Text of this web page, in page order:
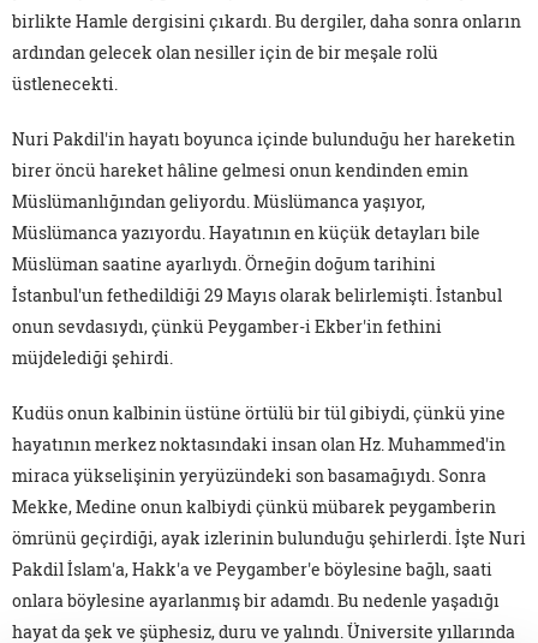
birlikte Hamle dergisini çıkardı. Bu dergiler, daha sonra onların
ardından gelecek olan nesiller için de bir meşale rolü
üstlenecekti.
Nuri Pakdil'in hayatı boyunca içinde bulunduğu her hareketin
birer öncü hareket hâline gelmesi onun kendinden emin
Müslümanlığından geliyordu. Müslümanca yaşıyor,
Müslümanca yazıyordu. Hayatının en küçük detayları bile
Müslüman saatine ayarlıydı. Örneğin doğum tarihini
İstanbul'un fethedildiği 29 Mayıs olarak belirlemişti. İstanbul
onun sevdasıydı, çünkü Peygamber-i Ekber'in fethini
müjdelediği şehirdi.
Kudüs onun kalbinin üstüne örtülü bir tül gibiydi, çünkü yine
hayatının merkez noktasındaki insan olan Hz. Muhammed'in
miraca yükselişinin yeryüzündeki son basamağıydı. Sonra
Mekke, Medine onun kalbiydi çünkü mübarek peygamberin
ömrünü geçirdiği, ayak izlerinin bulunduğu şehirlerdi. İşte Nuri
Pakdil İslam'a, Hakk'a ve Peygamber'e böylesine bağlı, saati
onlara böylesine ayarlanmış bir adamdı. Bu nedenle yaşadığı
hayat da şek ve şüphesiz, duru ve yalındı. Üniversite yıllarında